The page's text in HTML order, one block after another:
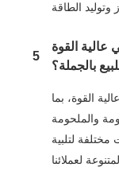
5
عالية القوة
بالجملة؟
القوة، بما
والملحومة
لتلبية